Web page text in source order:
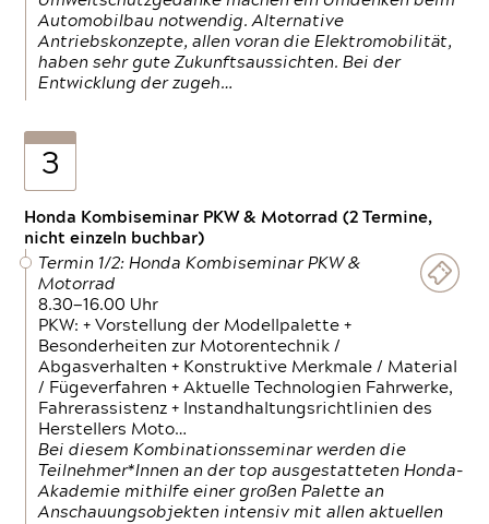
Automobilbau notwendig. Alternative
Antriebskonzepte, allen voran die Elektromobilität,
haben sehr gute Zukunftsaussichten. Bei der
Entwicklung der zugeh…
3
Honda Kombiseminar PKW & Motorrad (2 Termine,
nicht einzeln buchbar)
Termin 1/2: Honda Kombiseminar PKW &
Motorrad
8.30—16.00 Uhr
PKW: + Vorstellung der Modellpalette +
Besonderheiten zur Motorentechnik /
Abgasverhalten + Konstruktive Merkmale / Material
/ Fügeverfahren + Aktuelle Technologien Fahrwerke,
Fahrerassistenz + Instandhaltungsrichtlinien des
Herstellers Moto…
Bei diesem Kombinationsseminar werden die
Teilnehmer*Innen an der top ausgestatteten Honda-
Akademie mithilfe einer großen Palette an
Anschauungsobjekten intensiv mit allen aktuellen